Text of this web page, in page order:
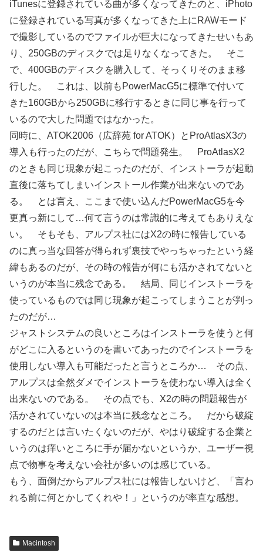
iTunesに登録されている曲が多くなってきたのと、iPhoto
に登録されている写真が多くなってきた上にRAWモード
で撮影しているのでファイルが巨大になってきたせいもあ
り、250GBのディスクでは足りなくなってきた。 そこ
で、400GBのディスクを購入して、そっくりそのまま移
行した。 これは、以前もPowerMacG5に標準で付いて
きた160GBから250GBに移行するときに同じ事を行って
いるので大した問題ではなかった。
同時に、ATOK2006（広辞苑 for ATOK）とProAtlasX3の
導入も行ったのだが、こちらで問題発生。 ProAtlasX2
のときも同じ現象が起こったのだが、インストーラが起動
直後に落ちてしまいインストール作業が出来ないのであ
る。 とは言え、ここまで使い込んだPowerMacG5を今
更真っ新にして…何て言うのは常識的に考えてもありえな
い。 そもそも、アルプス社にはX2の時に報告している
のに真っ当な回答が得られず裏技でやっちゃったという経
緯もあるのだが、その時の報告が何にも活かされてないと
いうのが本当に残念である。 結局、同じインストーラを
使っているものでは同じ現象が起こってしまうことが判っ
たのだが…
ジャストシステムの良いところはインストーラを使うと何
がどこに入るというのを書いてあったのでインストーラを
使用しない導入も可能だったと言うところか… その点、
アルプスは全然ダメでインストーラを使わない導入は全く
出来ないのである。 その点でも、X2の時の問題報告が
活かされていないのは本当に残念なところ。 だから破綻
するのだとは言いたくないのだが、やはり破綻する企業と
いうのは痒いところに手が届かないというか、ユーザー視
点で物事を考えない会社が多いのは感じている。
もう、面倒だからアルプス社には報告しないけど、「言わ
れる前に何とかしてくれや！」というのが率直な感想。
Macintosh